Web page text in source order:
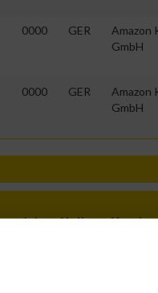
0000 GER
Amazon
GmbH
0000 GER
Amazon
GmbH
Jahr Nation Verein